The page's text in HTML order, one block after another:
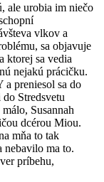
ale urobia im niečo
vlkov a
sa objavuje
ktorej sa vedia
nejakú prácičku.
a preniesol sa do
Stredsvetu
Susannah
dcérou Miou.
mňa to tak
nebavilo ma to.
príbehu,